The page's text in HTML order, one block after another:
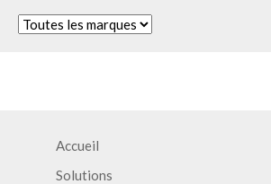
Accueil
Solutions